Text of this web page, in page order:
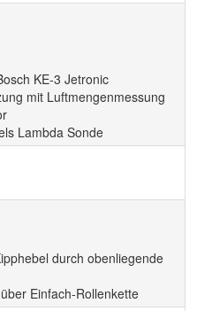
KE-3 Jetronic
mit Luftmengenmessung
Lambda Sonde
durch obenliegende
Einfach-Rollenkette